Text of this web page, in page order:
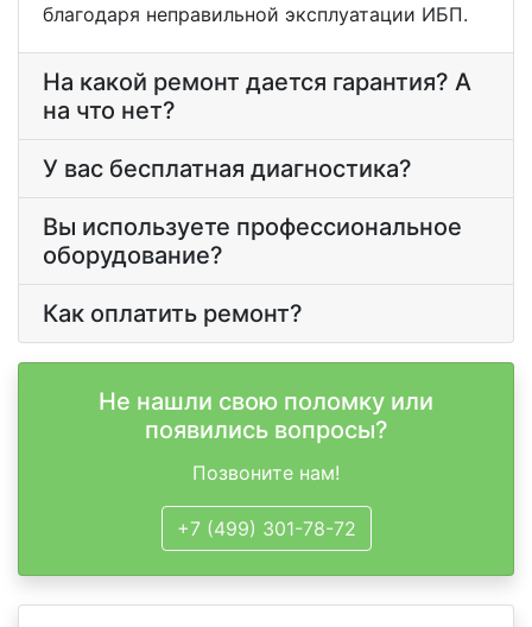
благодаря неправильной эксплуатации ИБП.
На какой ремонт дается гарантия? А
на что нет?
У вас бесплатная диагностика?
Вы используете профессиональное
оборудование?
Как оплатить ремонт?
Не нашли свою поломку или
появились вопросы?
Позвоните нам!
+7 (499) 301-78-72